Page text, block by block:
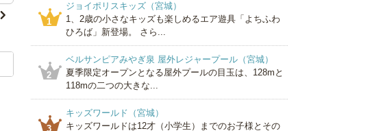
1
ジョイポリスキッズ（宮城）
1、2歳の小さなキッズも楽しめるエア遊具「よちふわ
ひろば」新登場。 さら...
2
ベルサンピアみやぎ泉 屋外レジャープール（宮城）
夏季限定オープンとなる屋外プールの目玉は、128mと
118mの二つの大きな...
3
キッズワールド（宮城）
キッズワールドは12才（小学生）までのお子様とその